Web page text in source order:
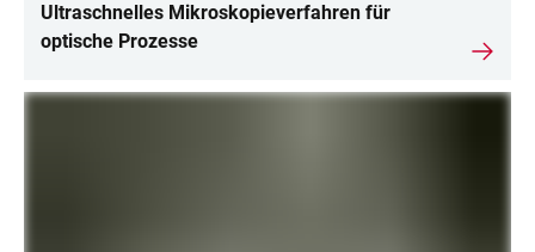
Ultraschnelles Mikroskopieverfahren für
optische Prozesse